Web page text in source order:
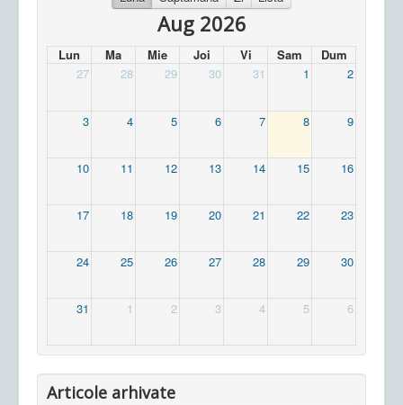
Aug 2026
Lun Ma Mie Joi Vi Sam
Dum
27
28 29 30 31 1 2
3 4 5 6 7 8 9
10 11 12 13 14 15 16
17 18 19 20 21 22 23
24 25 26 27 28 29 30
31 1 2 3 4 5 6
Articole arhivate